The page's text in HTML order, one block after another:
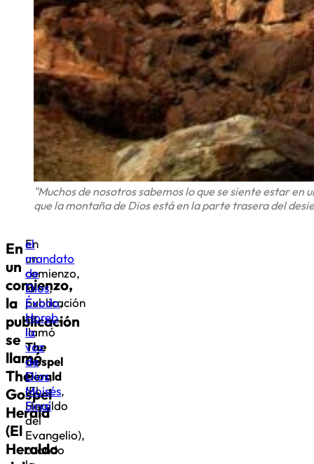
"Muchos de nosotros sabemos lo que se siente estar
que la montaña de Dios está en la parte trasera del
En
un
comienzo,
la
publicación
se
llamó
The
Gospel
Herald
(El
Heraldo
En
un
comienzo,
la
publicación
se
llamó
The
Gospel
Herald
(El
Heraldo
del
Evangelio),
cuando
el
mandato
de
Dios,
Éxodo,
Horeb,
la
voz
de
Dios,
Moisés,
Sinaí